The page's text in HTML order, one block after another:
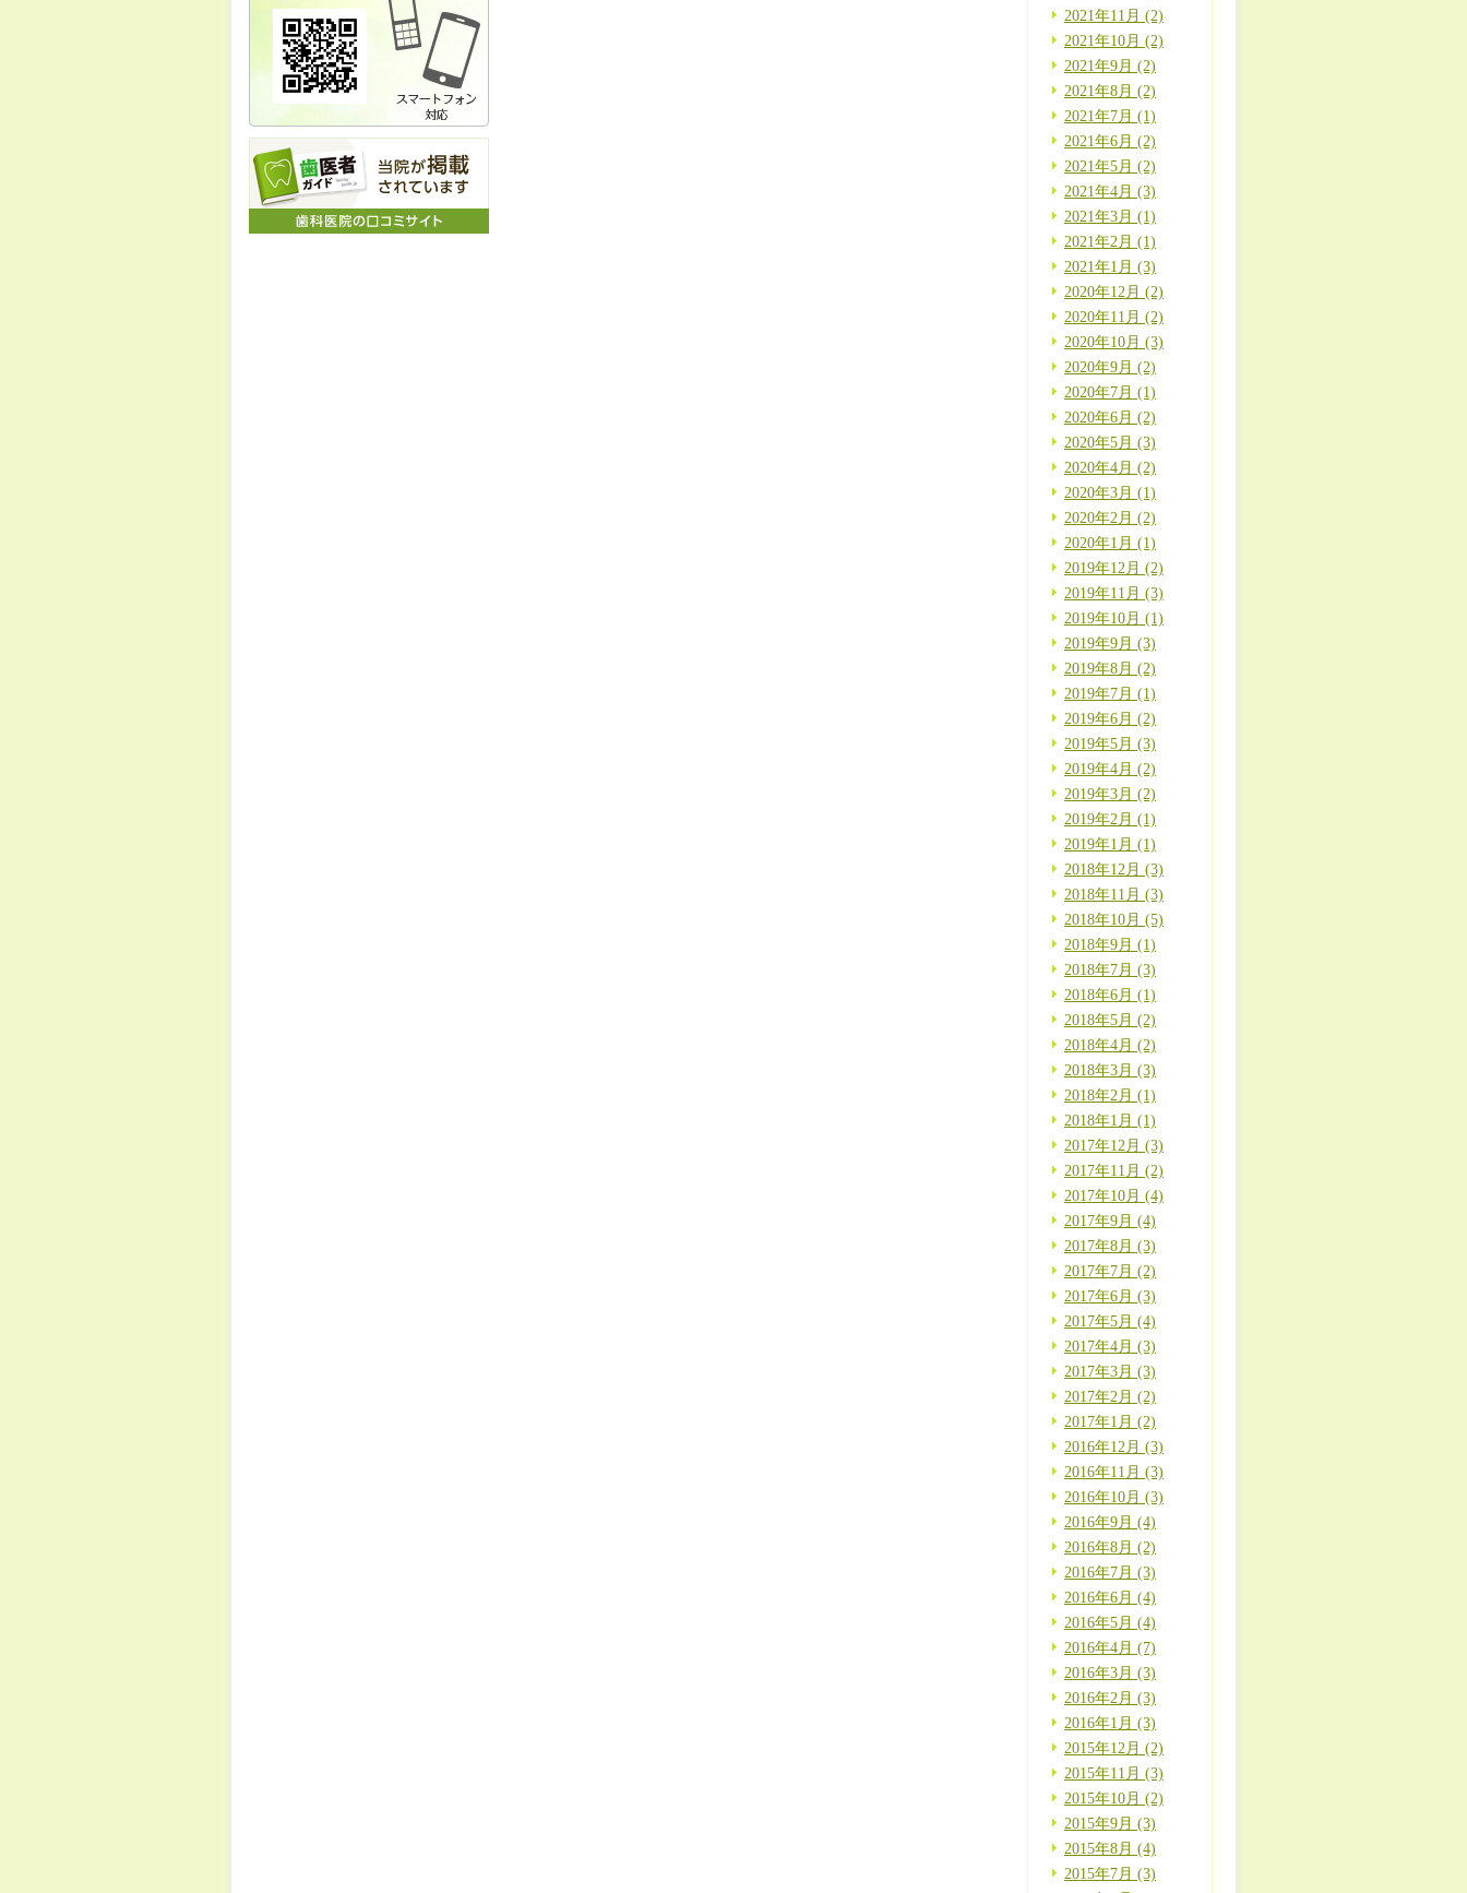
2021年11月 (2)
2021年10月 (2)
2021年9月 (2)
2021年8月 (2)
2021年7月 (1)
2021年6月 (2)
2021年5月 (2)
2021年4月 (3)
2021年3月 (1)
2021年2月 (1)
2021年1月 (3)
2020年12月 (2)
2020年11月 (2)
2020年10月 (3)
2020年9月 (2)
2020年7月 (1)
2020年6月 (2)
2020年5月 (3)
2020年4月 (2)
2020年3月 (1)
2020年2月 (2)
2020年1月 (1)
2019年12月 (2)
2019年11月 (3)
2019年10月 (1)
2019年9月 (3)
2019年8月 (2)
2019年7月 (1)
2019年6月 (2)
2019年5月 (3)
2019年4月 (2)
2019年3月 (2)
2019年2月 (1)
2019年1月 (1)
2018年12月 (3)
2018年11月 (3)
2018年10月 (5)
2018年9月 (1)
2018年7月 (3)
2018年6月 (1)
2018年5月 (2)
2018年4月 (2)
2018年3月 (3)
2018年2月 (1)
2018年1月 (1)
2017年12月 (3)
2017年11月 (2)
2017年10月 (4)
2017年9月 (4)
2017年8月 (3)
2017年7月 (2)
2017年6月 (3)
2017年5月 (4)
2017年4月 (3)
2017年3月 (3)
2017年2月 (2)
2017年1月 (2)
2016年12月 (3)
2016年11月 (3)
2016年10月 (3)
2016年9月 (4)
2016年8月 (2)
2016年7月 (3)
2016年6月 (4)
2016年5月 (4)
2016年4月 (7)
2016年3月 (3)
2016年2月 (3)
2016年1月 (3)
2015年12月 (2)
2015年11月 (3)
2015年10月 (2)
2015年9月 (3)
2015年8月 (4)
2015年7月 (3)